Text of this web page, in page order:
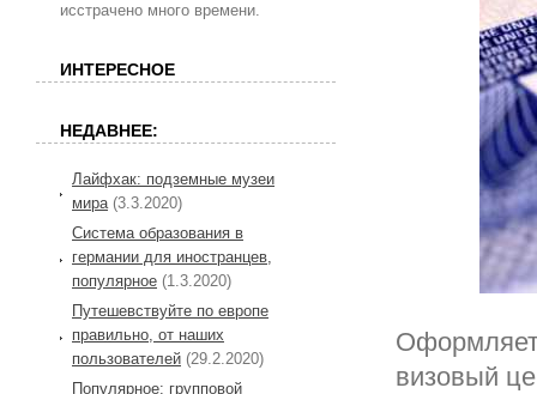
визовый
исстрачено много времени.
ИНТЕРЕСНОЕ
НЕДАВНЕЕ:
Лайфхак: подземные музеи
мира (3.3.2020)
Система образования в
германии для иностранцев,
популярное (1.3.2020)
Путешевствуйте по европе
правильно, от наших
пользователей (29.2.2020)
Популярное: групповой